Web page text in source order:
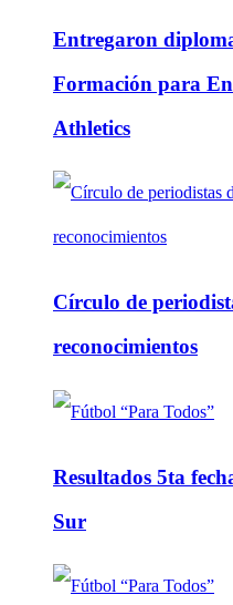
Entregaron
Formación para
Athletics
Círculo de
reconocimientos
Resultados 5ta
Sur